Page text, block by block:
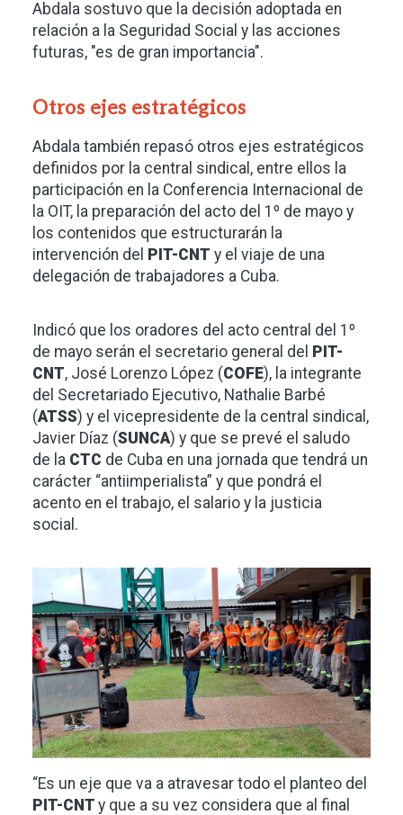
Abdala sostuvo que la decisión adoptada en
relación a la Seguridad Social y las acciones
futuras, "es de gran importancia".
Otros ejes estratégicos
Abdala también repasó otros ejes estratégicos
definidos por la central sindical, entre ellos la
participación en la Conferencia Internacional de
la OIT, la preparación del acto del 1º de mayo y
los contenidos que estructurarán la
intervención del PIT-CNT y el viaje de una
delegación de trabajadores a Cuba.
Indicó que los oradores del acto central del 1º
de mayo serán el secretario general del PIT-
CNT, José Lorenzo López (COFE), la integrante
del Secretariado Ejecutivo, Nathalie Barbé
(ATSS) y el vicepresidente de la central sindical,
Javier Díaz (SUNCA) y que se prevé el saludo
de la CTC de Cuba en una jornada que tendrá un
carácter “antiimperialista” y que pondrá el
acento en el trabajo, el salario y la justicia
social.
Imagen
“Es un eje que va a atravesar todo el planteo del
PIT-CNT y que a su vez considera que al final